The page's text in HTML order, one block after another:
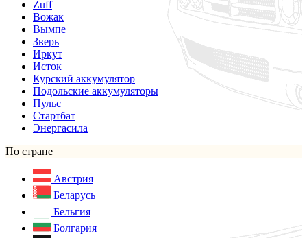
Zuff
Вожак
Вымпе
Зверь
Иркут
Исток
Курский аккумулятор
Подольские аккумуляторы
Пульс
Стартбат
Энергасила
По стране
Австрия
Беларусь
Бельгия
Болгария